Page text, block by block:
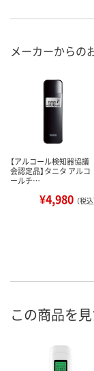
メーカーからの
【アルコール検知器協議
会認定品】タニタ アルコ
ールチ…
¥4,980 （税込
この商品を